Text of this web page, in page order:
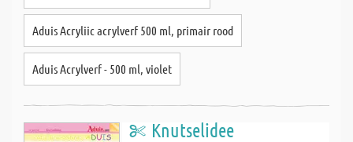
Aduis Acryliic acrylverf 500 ml, primair rood
Aduis Acrylverf - 500 ml, violet
Knutselidee